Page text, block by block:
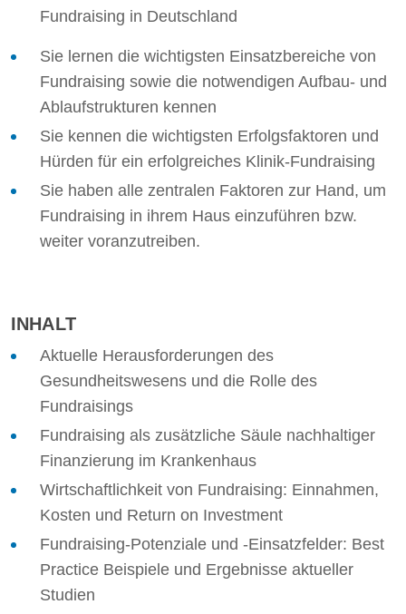
Fundraising in Deutschland
Sie lernen die wichtigsten Einsatzbereiche von
Fundraising sowie die notwendigen Aufbau- und
Ablaufstrukturen kennen
Sie kennen die wichtigsten Erfolgsfaktoren und
Hürden für ein erfolgreiches Klinik-Fundraising
Sie haben alle zentralen Faktoren zur Hand, um
Fundraising in ihrem Haus einzuführen bzw.
weiter voranzutreiben.
INHALT
Aktuelle Herausforderungen des
Gesundheitswesens und die Rolle des
Fundraisings
Fundraising als zusätzliche Säule nachhaltiger
Finanzierung im Krankenhaus
Wirtschaftlichkeit von Fundraising: Einnahmen,
Kosten und Return on Investment
Fundraising-Potenziale und -Einsatzfelder: Best
Practice Beispiele und Ergebnisse aktueller
Studien